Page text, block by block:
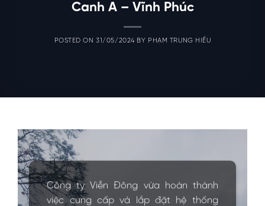
Canh A – Vĩnh Phúc
POSTED ON31/05/2024 BY PHẠM TRUNG HIẾU
Công ty Viễn Đông vừa hoàn thành
việc cung cấp và lắp đặt hệ thống